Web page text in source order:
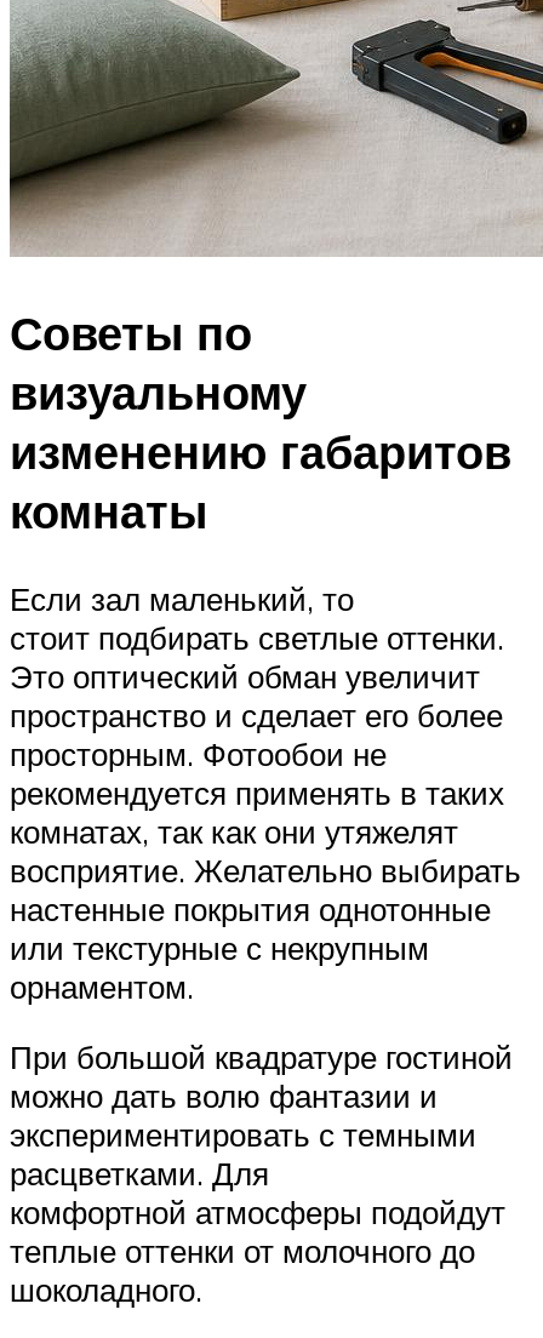
Советы по
визуальному
изменению габаритов
комнаты
Если зал маленький, то
стоит подбирать светлые оттенки.
Это оптический обман увеличит
пространство и сделает его более
просторным. Фотообои не
рекомендуется применять в таких
комнатах, так как они утяжелят
восприятие. Желательно выбирать
настенные покрытия однотонные
или текстурные с некрупным
орнаментом.
При большой квадратуре гостиной
можно дать волю фантазии и
экспериментировать с темными
расцветками. Для
комфортной атмосферы подойдут
теплые оттенки от молочного до
шоколадного.